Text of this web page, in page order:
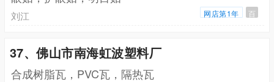
刘江 网店第1年 百
37、佛山市南海虹波塑料厂
合成树脂瓦，PVC瓦，隔热瓦